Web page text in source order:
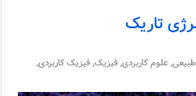
تاریک
,علوم کاربردی,فیزیک,فیزیک کاربردی,